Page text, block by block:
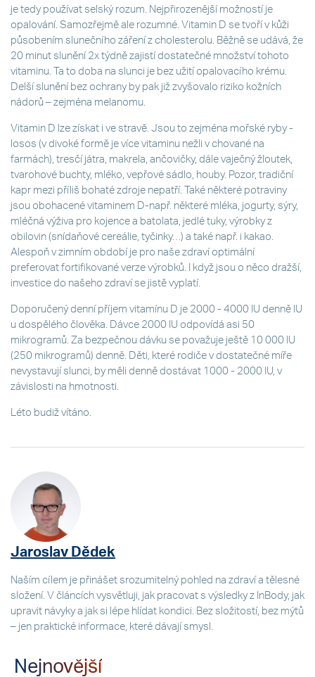
je tedy používat selský rozum. Nejpřirozenější možností je
opalování. Samozřejmě ale rozumné. Vitamin D se tvoří v kůži
působením slunečního záření z cholesterolu. Běžně se udává, že
20 minut slunění 2x týdně zajistí dostatečné množství tohoto
vitaminu. Ta to doba na slunci je bez užití opalovacího krému.
Delší slunění bez ochrany by pak již zvyšovalo riziko kožních
nádorů – zejména melanomu.
Vitamin D lze získat i ve stravě. Jsou to zejména mořské ryby -
losos (v divoké formě je více vitaminu nežli v chované na
farmách), tresčí játra, makrela, ančovičky, dále vaječný žloutek,
tvarohové buchty, mléko, vepřové sádlo, houby. Pozor, tradiční
kapr mezi příliš bohaté zdroje nepatří. Také některé potraviny
jsou obohacené vitaminem D-např. některé mléka, jogurty, sýry,
mléčná výživa pro kojence a batolata, jedlé tuky, výrobky z
obilovin (snídaňové cereálie, tyčinky…) a také např. i kakao.
Alespoň v zimním období je pro naše zdraví optimální
preferovat fortifikované verze výrobků. I když jsou o něco dražší,
investice do našeho zdraví se jistě vyplatí.
Doporučený denní příjem vitamínu D je 2000 - 4000 IU denně IU
u dospělého člověka. Dávce 2000 IU odpovídá asi 50
mikrogramů. Za bezpečnou dávku se považuje ještě 10 000 IU
(250 mikrogramů) denně. Děti, které rodiče v dostatečné míře
nevystavují slunci, by měli denně dostávat 1000 - 2000 IU, v
závislosti na hmotnosti.
Léto budiž vítáno.
Jaroslav Dědek
Naším cílem je přinášet srozumitelný pohled na zdraví a tělesné
složení. V článcích vysvětluji, jak pracovat s výsledky z InBody, jak
upravit návyky a jak si lépe hlídat kondici. Bez složitostí, bez mýtů
– jen praktické informace, které dávají smysl.
Nejnovější